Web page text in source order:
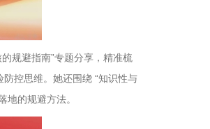
规避指南”专题分享，精准梳
控思维。她还围绕 “知识性与
的规避方法。